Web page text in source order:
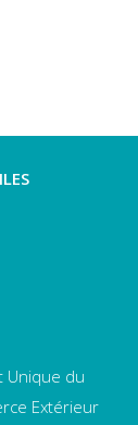
Unique du
Extérieur